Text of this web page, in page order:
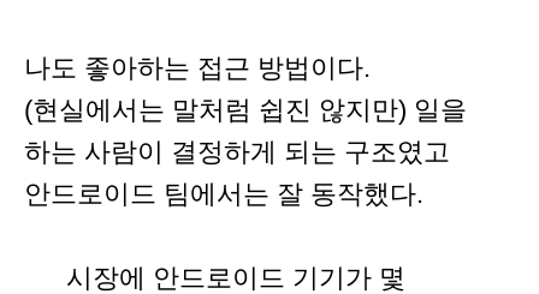
나도 좋아하는 접근 방법이다.
(현실에서는 말처럼 쉽진 않지만) 일을
하는 사람이 결정하게 되는 구조였고
안드로이드 팀에서는 잘 동작했다.
시장에 안드로이드 기기가 몇